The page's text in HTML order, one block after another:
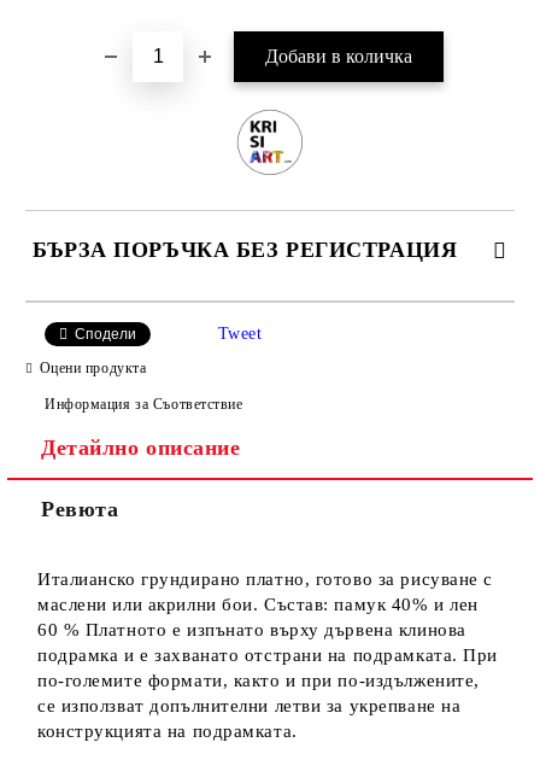
БЪРЗА ПОРЪЧКА БЕЗ РЕГИСТРАЦИЯ
Сподели Tweet
Оцени продукта
Информация за Съответствие
Детайлно описание
Ревюта
Италианско грундирано платно, готово за рисуване с
маслени или акрилни бои. Състав: памук 40% и лен
60 % Платното е изпънато върху дървена клинова
подрамка и е захванато отстрани на подрамката. При
по-големите формати, както и при по-издължените,
се използват допълнителни летви за укрепване на
конструкцията на подрамката.